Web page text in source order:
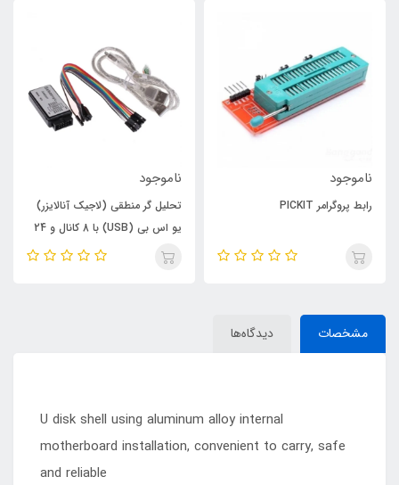
ناموجود
رابط پروگرامر PICKIT
ناموجود
تحلیل گر منطقی (لاجیک آنالایزر)
یو اس بی (USB) با 8 کانال و 24
مگاهرتز Saleae
مشخصات دیدگاه‌ها
U disk shell using aluminum alloy internal
motherboard installation, convenient to carry, safe
and reliable